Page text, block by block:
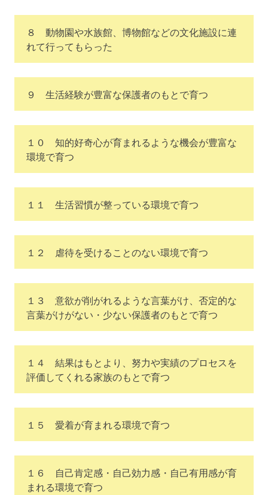
８ 動物園や水族館、博物館などの文化施設に連
れて行ってもらった
９ 生活経験が豊富な保護者のもとで育つ
１０ 知的好奇心が育まれるような機会が豊富な
環境で育つ
１１ 生活習慣が整っている環境で育つ
１２ 虐待を受けることのない環境で育つ
１３ 意欲が削がれるような言葉がけ、否定的な
言葉がけがない・少ない保護者のもとで育つ
１４ 結果はもとより、努力や実績のプロセスを
評価してくれる家族のもとで育つ
１５ 愛着が育まれる環境で育つ
１６ 自己肯定感・自己効力感・自己有用感が育
まれる環境で育つ